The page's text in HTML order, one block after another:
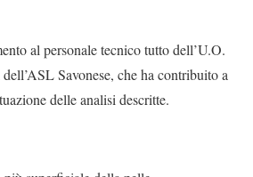
al personale tecnico tutto dell’U.O.
Savonese, che ha contribuito a
delle analisi descritte.